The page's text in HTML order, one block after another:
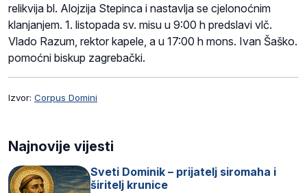
relikvija bl. Alojzija Stepinca i nastavlja se cjelonoćnim
klanjanjem. 1. listopada sv. misu u 9:00 h predslavi vlč.
Vlado Razum, rektor kapele, a u 17:00 h mons. Ivan Šaško.
pomoćni biskup zagrebački.
Izvor: Corpus Domini
Najnovije vijesti
Sveti Dominik – prijatelj siromaha i
širitelj krunice